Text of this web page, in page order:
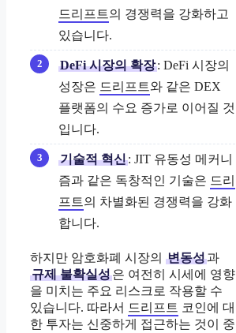
드리프트의 경쟁력을 강화하고
있습니다.
DeFi 시장의 확장: DeFi 시장의
성장은 드리프트와 같은 DEX
플랫폼의 수요 증가로 이어질 것
입니다.
기술적 혁신: JIT 유동성 메커니
즘과 같은 독창적인 기술은 드리
프트의 차별화된 경쟁력을 강화
합니다.
하지만 암호화폐 시장의 변동성과
규제 불확실성은 여전히 시세에 영향
을 미치는 주요 리스크로 작용할 수
있습니다. 따라서 드리프트 코인에 대
한 투자는 신중하게 접근하는 것이 중